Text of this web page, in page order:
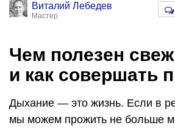
Виталий Лебедев
Мастер
Чем полезен
и как совершать
Дыхание — это жизнь. Если в
мы можем прожить не больше